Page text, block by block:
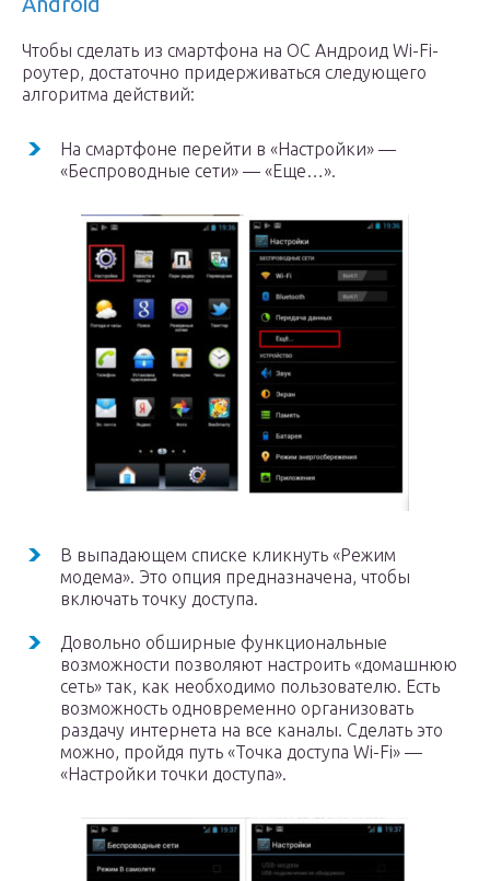
Чтобы сделать из смартфона на ОС Андроид Wi-Fi-
роутер, достаточно придерживаться следующего
алгоритма действий:
На смартфоне перейти в «Настройки» —
«Беспроводные сети» — «Еще…».
В выпадающем списке кликнуть «Режим
модема». Это опция предназначена, чтобы
включать точку доступа.
Довольно обширные функциональные
возможности позволяют настроить «домашнюю
сеть» так, как необходимо пользователю. Есть
возможность одновременно организовать
раздачу интернета на все каналы. Сделать это
можно, пройдя путь «Точка доступа Wi-Fi» —
«Настройки точки доступа».